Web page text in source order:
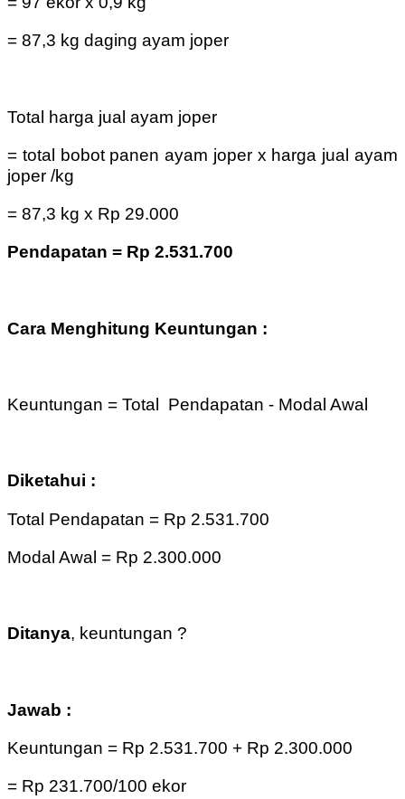
= 87,3 kg daging ayam joper
Total harga jual ayam joper
= total bobot panen ayam joper x harga jual ayam
joper /kg
= 87,3 kg x Rp 29.000
Pendapatan = Rp 2.531.700
Cara Menghitung Keuntungan :
Keuntungan = Total Pendapatan - Modal Awal
Diketahui :
Total Pendapatan = Rp 2.531.700
Modal Awal = Rp 2.300.000
Ditanya, keuntungan ?
Jawab :
Keuntungan = Rp 2.531.700 + Rp 2.300.000
= Rp 231.700/100 ekor